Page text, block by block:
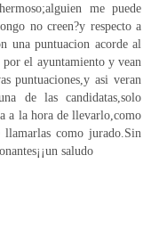
me puede
no creen?y respecto a
una puntuacion acorde al
por el ayuntamiento y vean
puntuaciones,y asi veran
de las candidatas,solo
a la hora de llevarlo,como
como jurado.Sin
saludo